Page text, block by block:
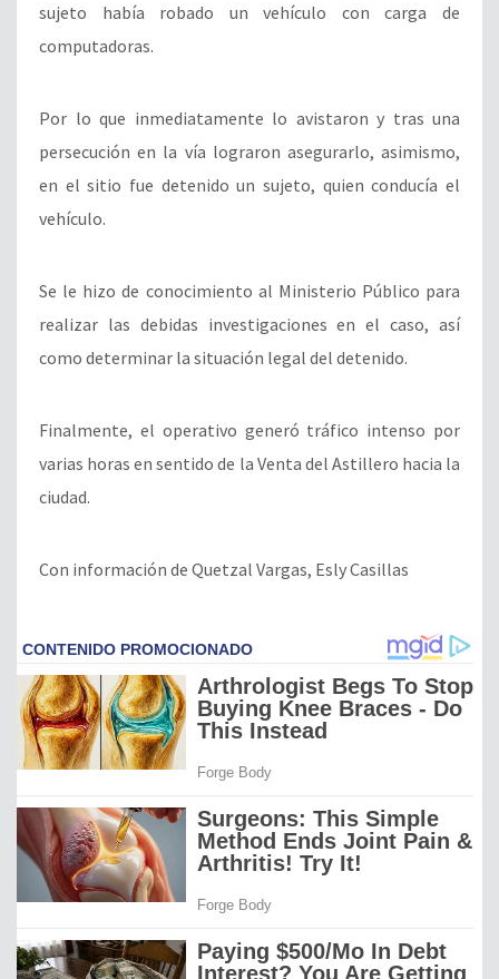
sujeto había robado un vehículo con carga de
computadoras.
Por lo que inmediatamente lo avistaron y tras una
persecución en la vía lograron asegurarlo, asimismo,
en el sitio fue detenido un sujeto, quien conducía el
vehículo.
Se le hizo de conocimiento al Ministerio Público para
realizar las debidas investigaciones en el caso, así
como determinar la situación legal del detenido.
Finalmente, el operativo generó tráfico intenso por
varias horas en sentido de la Venta del Astillero hacia la
ciudad.
Con información de Quetzal Vargas, Esly Casillas